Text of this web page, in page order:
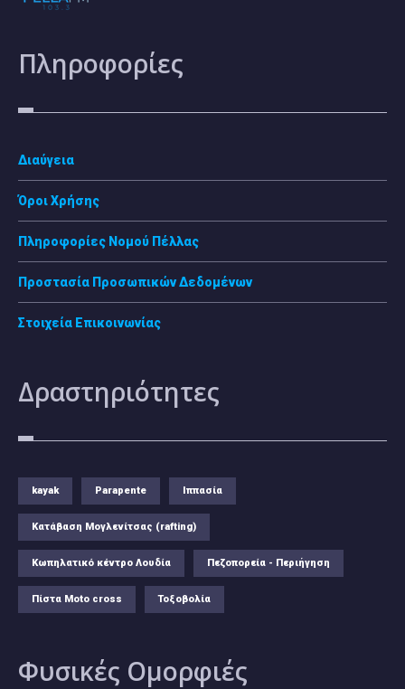
Πληροφορίες
Διαύγεια
Όροι Χρήσης
Πληροφορίες Νομού Πέλλας
Προστασία Προσωπικών Δεδομένων
Στοιχεία Επικοινωνίας
Δραστηριότητες
kayak Parapente Ιππασία
Κατάβαση Μογλενίτσας (rafting)
Κωπηλατικό κέντρο Λουδία Πεζοπορεία - Περιήγηση
Πίστα Moto cross Τοξοβολία
Φυσικές Ομορφιές